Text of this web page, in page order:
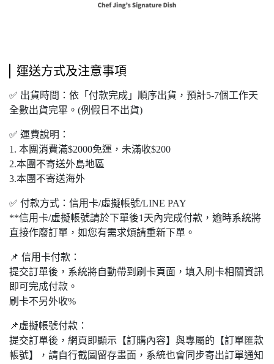
運送方式及注意事項
✅ 出貨時間：依「付款完成」順序出貨，預計5-7個工作天
全數出貨完畢。(例假日不出貨)
✅ 運費說明：
1. 本團消費滿$2000免運，未滿收$200
2.本團不寄送外島地區
3.本團不寄送海外
✅ 付款方式：信用卡/虛擬帳號/LINE PAY
**信用卡/虛擬帳號請於下單後1天內完成付款，逾時系統將
直接作廢訂單，如您有需求煩請重新下單。
📌 信用卡付款：
提交訂單後，系統將自動帶到刷卡頁面，填入刷卡相關資訊
即可完成付款。
刷卡不另外收%
📌虛擬帳號付款：
提交訂單後，網頁即顯示【訂購內容】與專屬的【訂單匯款
帳號】，請自行截圖留存畫面，系統也會同步寄出訂單通知